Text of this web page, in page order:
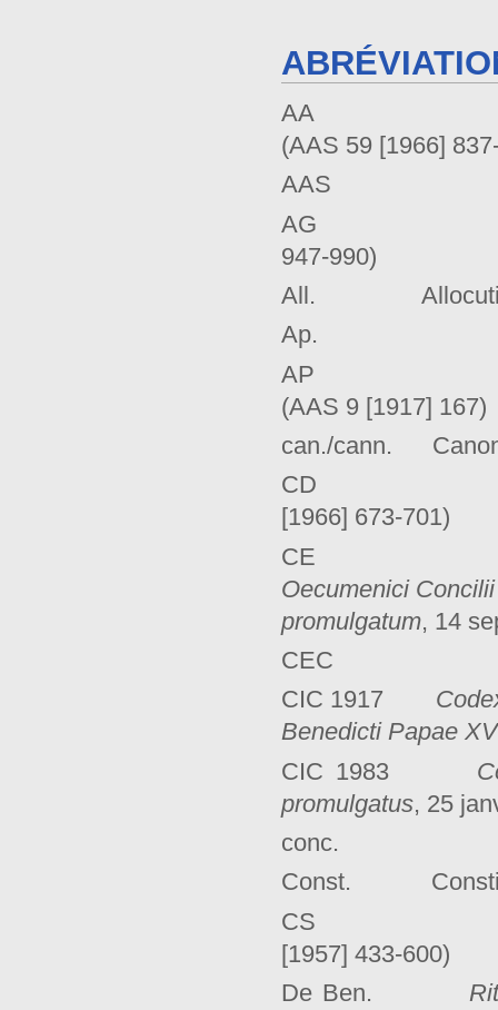
AA
(AAS 59 [1966]
AG
947-990)
All.
Ap.
AP
(AAS 9 [1917] 167)
can./cann.
CD
[1966] 673-701)
Oecumenici
promulgatum, 14
CIC 1917
Benedicti Papae
CIC 1983
promulgatus, 25
conc.
Const.
CS Pie
[1957] 433-600)
De Ben.